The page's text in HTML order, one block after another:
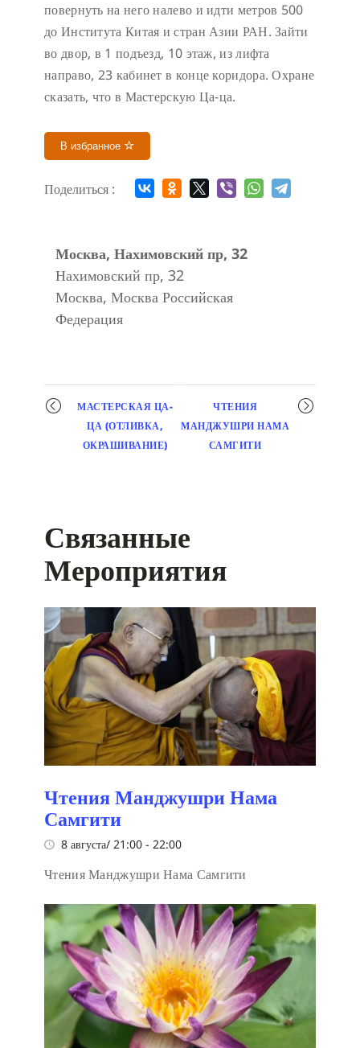
повернуть на него налево и идти метров 500
до Института Китая и стран Азии РАН. Зайти
во двор, в 1 подъезд, 10 этаж, из лифта
направо, 23 кабинет в конце коридора. Охране
сказать, что в Мастерскую Ца-ца.
В избранное
Поделиться :
Москва, Нахимовский пр, 32
Нахимовский пр, 32
Москва, Москва Российская
Федерация
Мероприятие
навигация
МАСТЕРСКАЯ ЦА-
ЦА (ОТЛИВКА,
ОКРАШИВАНИЕ)
ЧТЕНИЯ
МАНДЖУШРИ НАМА
САМГИТИ
Связанные
Мероприятия
Чтения Манджушри Нама
Самгити
8 августа/ 21:00 - 22:00
Чтения Манджушри Нама Самгити